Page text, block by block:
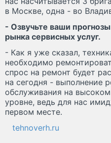
в Москве, одна - во
- Озвучьте ваши
рынка сервисных услуг.
- Как я уже сказал,
необходимо
спрос на ремонт будет
на сегодня - выполнение
обслуживания на
уровне, ведь для нас
первом месте.
tehnoverh.ru